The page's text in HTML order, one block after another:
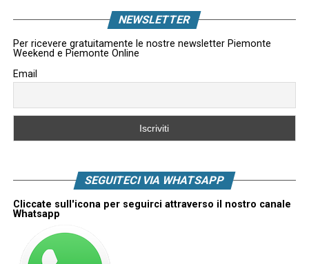
NEWSLETTER
Per ricevere gratuitamente le nostre newsletter Piemonte
Weekend e Piemonte Online
Email
SEGUITECI VIA WHATSAPP
Cliccate sull'icona per seguirci attraverso il nostro canale
Whatsapp